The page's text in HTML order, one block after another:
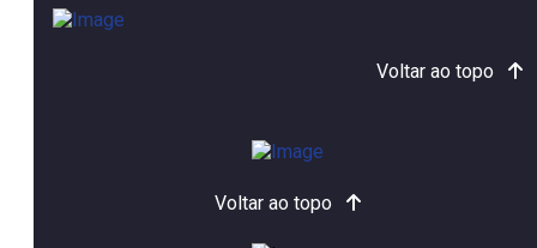
Voltar ao topo
Voltar ao topo